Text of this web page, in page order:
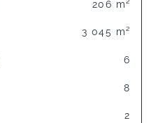
206 m²
3 045 m²
6
8
2